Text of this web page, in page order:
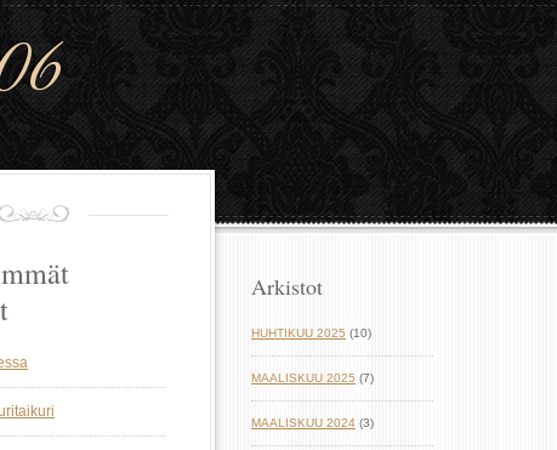
Arkistot
HUHTIKUU 2025 (10)
MAALISKUU 2025 (7)
MAALISKUU 2024 (3)